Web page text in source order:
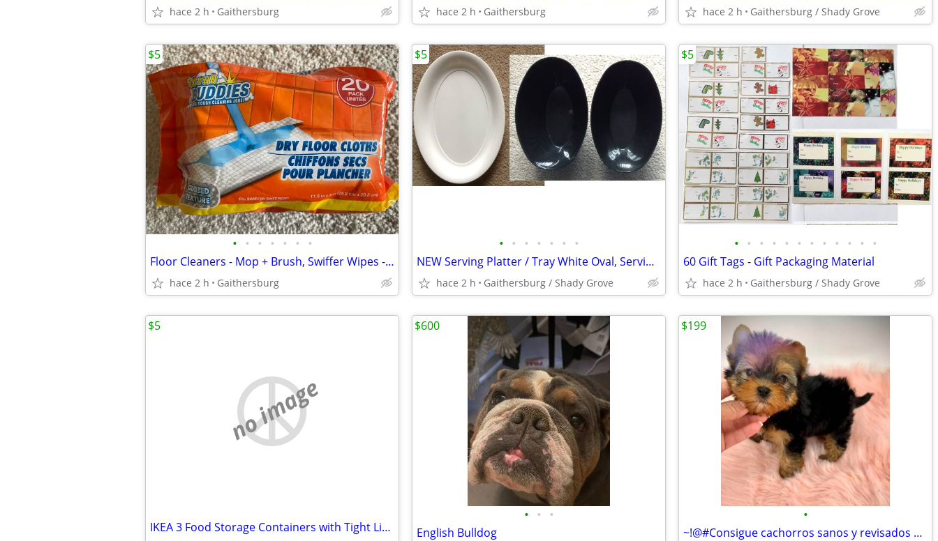
hace 2 h Gaithersburg hace 2 h Gaithersburg hace 2 h Gaithersburg / Shady Grove
• • • • • • •
Floor Cleaners - Mop + Brush, Swiffer Wipes - Wet / Dry- O-Cedar,
hace 2 h Gaithersburg
$5
• • • • • • •
NEW Serving Platter / Tray White Oval, Serving Bowls Party Essentials
hace 2 h Gaithersburg / Shady Grove
$5
• • • • • • • • • • • •
60 Gift Tags - Gift Packaging Material
hace 2 h Gaithersburg / Shady Grove
$5
no image
IKEA 3 Food Storage Containers with Tight Lid White / Blue
$5
• • •
English Bulldog
$600
•
~!@#Consigue cachorros sanos y revisados ​​por el veterinario.*&#^
$199